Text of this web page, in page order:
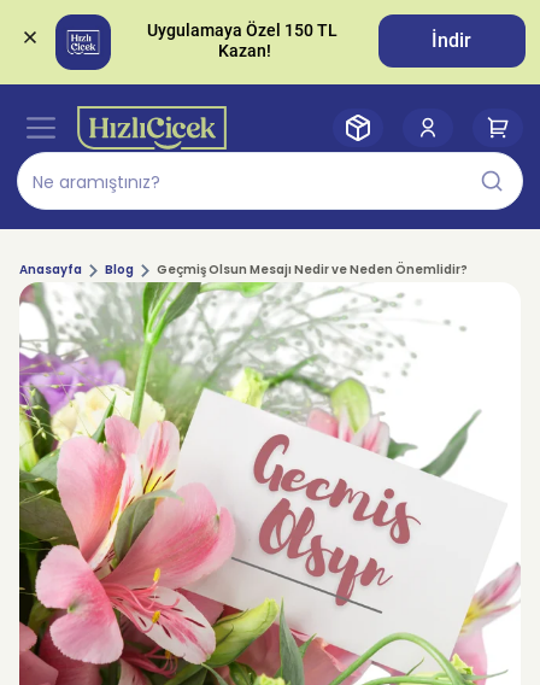
Uygulamaya Özel 150 TL
İndir
Anasayfa Blog Geçmiş Olsun Mesajı Nedir ve Neden Önemlidir?